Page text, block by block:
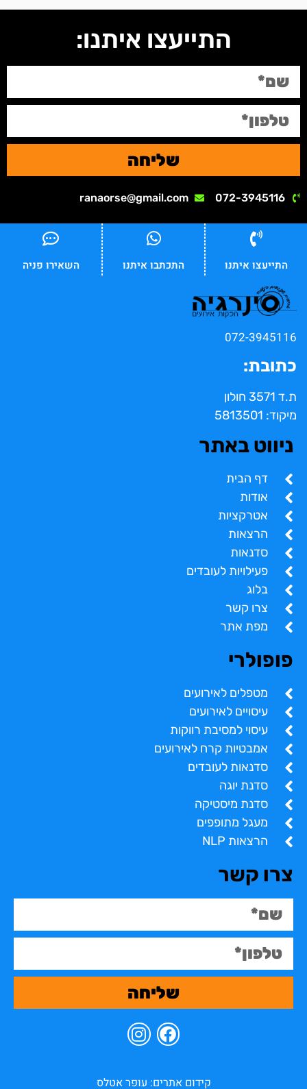
התייעצו איתנו:
שליחה
072-3945116
ranaorse@gmail.com
התייעצו איתנו התכתבו איתנו השאירו פניה
072-3945116
כתובת:
ת.ד 3571 חולון
מיקוד: 5813501
ניווט באתר
דף הבית
אודות
אטרקציות
הרצאות
סדנאות
פעילויות לעובדים
בלוג
צרו קשר
מפת אתר
פופולרי
מטפלים לאירועים
עיסויים לאירועים
עיסוי למסיבת רווקות
אמבטיות קרח לאירועים
סדנאות לעובדים
סדנת יוגה
סדנת מיסטיקה
מעגל מתופפים
הרצאות NLP
צרו קשר
שליחה
קידום אתרים: עופר אטלס